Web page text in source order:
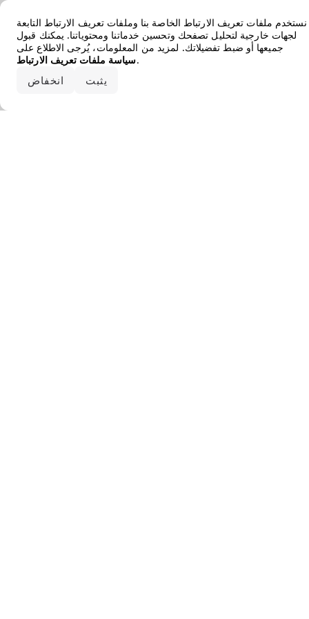
نستخدم ملفات تعريف الارتباط الخاصة بنا وملفات تعريف الارتباط التابعة
لجهات خارجية لتحليل تصفحك وتحسين خدماتنا ومحتوياتنا. يمكنك قبول
جميعها أو ضبط تفضيلاتك. لمزيد من المعلومات، يُرجى الاطلاع على
سياسة ملفات تعريف الارتباط.
انخفاض يثبت
Error loading the brand